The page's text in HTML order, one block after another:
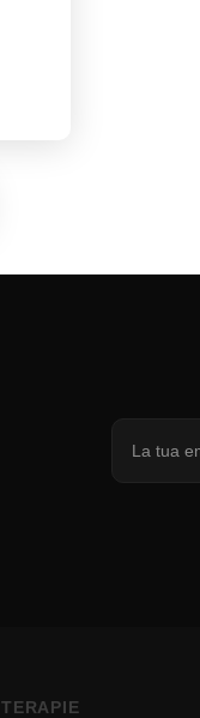
TERAPIE